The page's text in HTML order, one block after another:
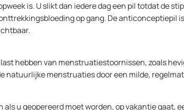
is. U slikt dan iedere dag een pil totdat de
op gang. De anticonceptiepil
hebben van menstruatiestoornissen, zoals
natuurlijke menstruaties door een milde,
u geopereerd moet worden, op vakantie gaat,